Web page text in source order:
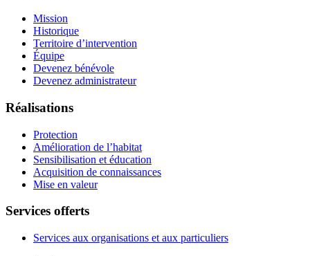
Mission
Historique
Territoire d’intervention
Équipe
Devenez bénévole
Devenez administrateur
Réalisations
Protection
Amélioration de l’habitat
Sensibilisation et éducation
Acquisition de connaissances
Mise en valeur
Services offerts
Services aux organisations et aux particuliers